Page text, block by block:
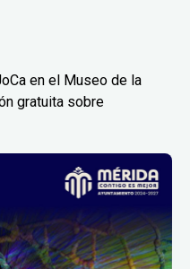
en el Museo de la
gratuita sobre